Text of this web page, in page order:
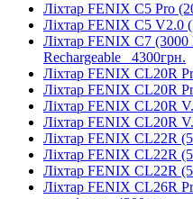
Ліхтар FENIX C5 Pro
Ліхтар FENIX C5 V2.0
Ліхтар FENIX C7
Rechargeable 4300грн.
Ліхтар FENIX CL20R
Ліхтар FENIX CL20R
Ліхтар FENIX CL20R
Ліхтар FENIX CL20R
Ліхтар FENIX CL22R
Ліхтар FENIX CL22R
Ліхтар FENIX CL22R
Ліхтар FENIX CL26R